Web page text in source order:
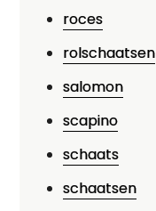
roces
rolschaatsen
salomon
scapino
schaats
schaatsen